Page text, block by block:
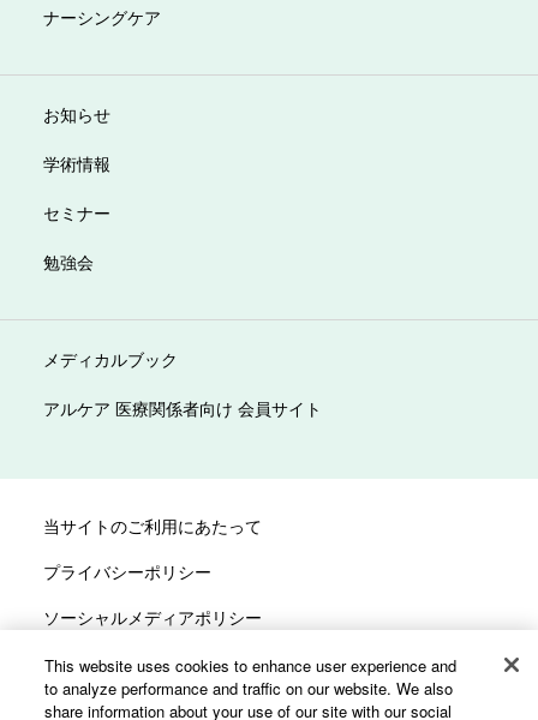
ナーシングケア
お知らせ
学術情報
セミナー
勉強会
メディカルブック
アルケア 医療関係者向け 会員サイト
当サイトのご利用にあたって
プライバシーポリシー
ソーシャルメディアポリシー
サイトマップ
カスタマーハラスメントへの対応方針
This website uses cookies to enhance user experience and
to analyze performance and traffic on our website. We also
share information about your use of our site with our social